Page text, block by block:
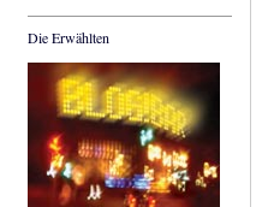
Die Erwählten